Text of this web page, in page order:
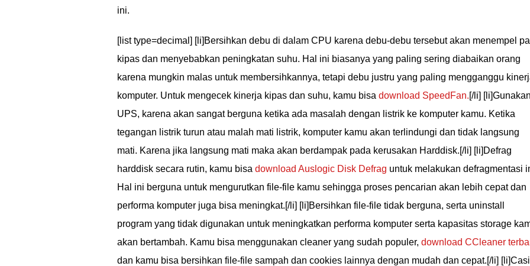
ini.
[list type=decimal] [li]Bersihkan debu di dalam CPU karena debu-debu tersebut akan menempel
kipas dan menyebabkan peningkatan suhu. Hal ini biasanya yang paling sering diabaikan orang
karena mungkin malas untuk membersihkannya, tetapi debu justru yang paling mengganggu
komputer. Untuk mengecek kinerja kipas dan suhu, kamu bisa download SpeedFan.[/li] [li]Gunakan
UPS, karena akan sangat berguna ketika ada masalah dengan listrik ke komputer kamu. Ketika
tegangan listrik turun atau malah mati listrik, komputer kamu akan terlindungi dan tidak langsung
mati. Karena jika langsung mati maka akan berdampak pada kerusakan Harddisk.[/li] [li]Defrag
harddisk secara rutin, kamu bisa download Auslogic Disk Defrag untuk melakukan defragmentasi
Hal ini berguna untuk mengurutkan file-file kamu sehingga proses pencarian akan lebih cepat dan
performa komputer juga bisa meningkat.[/li] [li]Bersihkan file-file tidak berguna, serta uninstall
program yang tidak digunakan untuk meningkatkan performa komputer serta kapasitas storage
akan bertambah. Kamu bisa menggunakan cleaner yang sudah populer, download CCleaner
dan kamu bisa bersihkan file-file sampah dan cookies lainnya dengan mudah dan cepat.[/li]